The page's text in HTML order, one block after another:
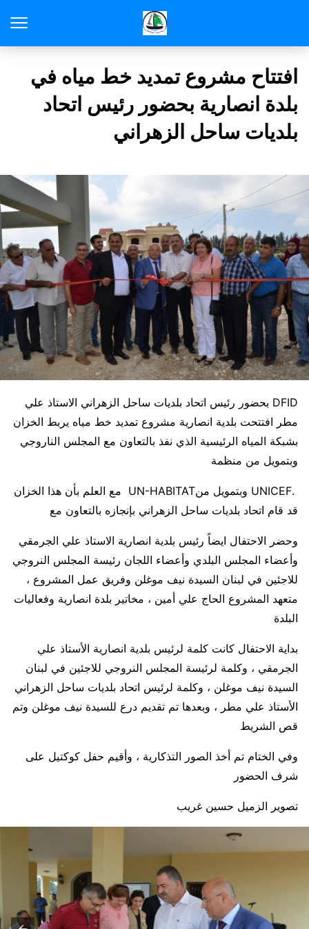
افتتاح مشروع تمديد خط مياه في
بلدة انصارية بحضور رئيس اتحاد
بلديات ساحل الزهراني
DFID بحضور رئيس اتحاد بلديات ساحل الزهراني الاستاذ علي
مطر افتتحت بلدية انصارية مشروع تمديد خط مياه يربط الخزان
بشبكة المياه الرئيسية الذي نفذ بالتعاون مع المجلس الناروجي
وبتمويل من منظمة
.UNICEF وبتمويل منUN-HABITAT مع العلم بأن هذا الخزان
قد قام اتحاد بلديات ساحل الزهراني بإنجازه بالتعاون مع
وحضر الاحتفال ايضاً رئيس بلدية انصارية الاستاذ علي الجرمقي
وأعضاء المجلس البلدي وأعضاء اللجان رئيسة المجلس النروجي
للاجئين في لبنان السيدة نيف موغلن وفريق عمل المشروع ،
متعهد المشروع الحاج علي أمين ، مخاتير بلدة انصارية وفعاليات
البلدة
بداية الاحتفال كانت كلمة لرئيس بلدية انصارية الأستاذ علي
الجرمقي ، وكلمة لرئيسة المجلس النروجي للاجئين في لبنان
السيدة نيف موغلن ، وكلمة لرئيس اتحاد بلديات ساحل الزهراني
الأستاذ علي مطر ، وبعدها تم تقديم درع للسيدة نيف موغلن وتم
قص الشريط
وفي الختام تم أخذ الصور التذكارية ، وأقيم حفل كوكتيل على
شرف الحضور
تصوير الزميل حسين غريب